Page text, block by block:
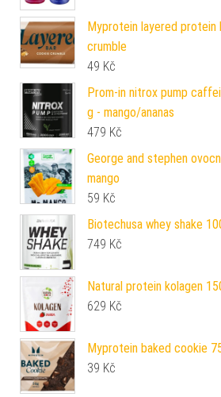
Myprotein layered protein
crumble
49 Kč
Prom-in nitrox pump
g - mango/ananas
479 Kč
George and stephen
mango
59 Kč
Biotechusa whey shake
749 Kč
Natural protein kolagen
629 Kč
Myprotein baked cookie
39 Kč